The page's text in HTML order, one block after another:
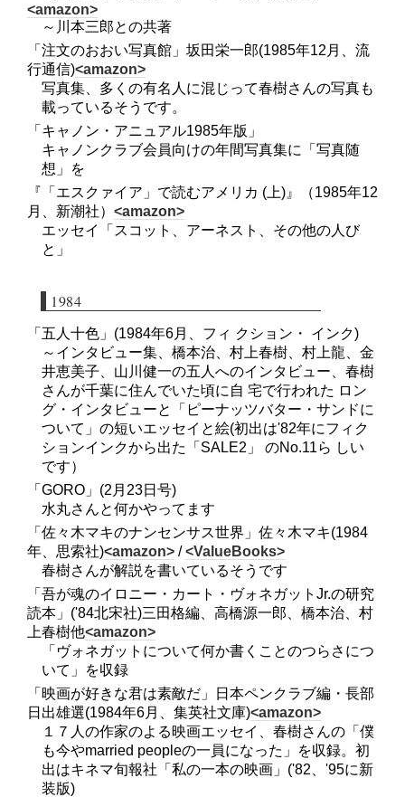
<amazon>
～川本三郎との共著
「注文のおおい写真館」坂田栄一郎(1985年12月、流
行通信)<amazon>
写真集、多くの有名人に混じって春樹さんの写真も
載っているそうです。
「キャノン・アニュアル1985年版」
キャノンクラブ会員向けの年間写真集に「写真随
想」を
『「エスクァイア」で読むアメリカ (上)』（1985年12
月、新潮社） <amazon>
エッセイ「スコット、アーネスト、その他の人び
と」
1984
「五人十色」(1984年6月、フィ クション・ インク)
～インタビュー集、橋本治、村上春樹、村上龍、金
井恵美子、山川健一の五人へのインタビュー、春樹
さんが千葉に住んでいた頃に自 宅で行われた ロン
グ・インタビューと「ピーナッツバター・サンドに
ついて」の短いエッセイと絵(初出は'82年にフィク
ションインクから出た「SALE2」 のNo.11ら しい
です）
「GORO」(2月23日号)
水丸さんと何かやってます
「佐々木マキのナンセンサス世界」佐々木マキ(1984
年、思索社)<amazon> /<ValueBooks>
春樹さんが解説を書いているそうです
「吾が魂のイロニー・カート・ヴォネガットJr.の研究
読本」('84北宋社)三田格編、高橋源一郎、橋本治、村
上春樹他<amazon>
「ヴォネガットについて何か書くことのつらさにつ
いて」を収録
「映画が好きな君は素敵だ」日本ペンクラブ編・長部
日出雄選(1984年6月、集英社文庫)<amazon>
１７人の作家のよる映画エッセイ、春樹さんの「僕
も今やmarried peopleの一員になった」を収録。初
出はキネマ旬報社「私の一本の映画」('82、'95に新
装版)